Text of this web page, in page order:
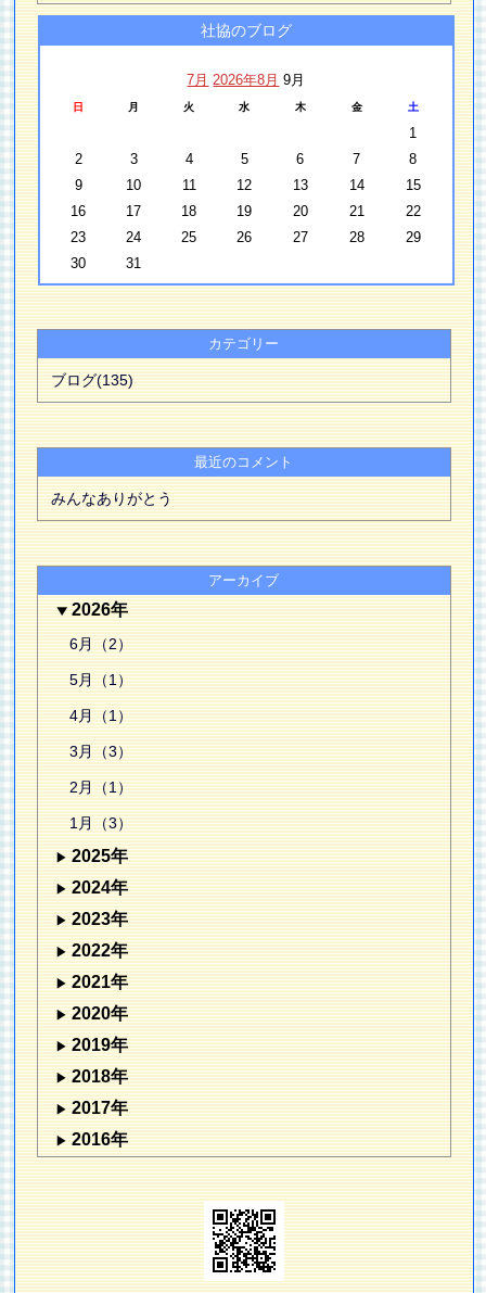
社協のブログ
7月 2026年8月 9月
日 月 火 水 木 金 土
1
2
3 4 5 6 7
8
9
10 11 12 13 14
15
16
17 18 19 20 21
22
23
24 25 26 27 28
29
30
31
カテゴリー
ブログ(135)
最近のコメント
みんなありがとう
アーカイブ
2026年
6月（2）
5月（1）
4月（1）
3月（3）
2月（1）
1月（3）
2025年
2024年
2023年
2022年
2021年
2020年
2019年
2018年
2017年
2016年